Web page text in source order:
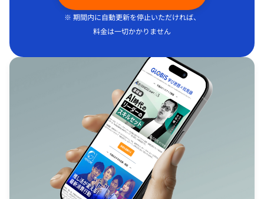
※ 期間内に自動更新を停止いただければ、
料金は一切かかりません